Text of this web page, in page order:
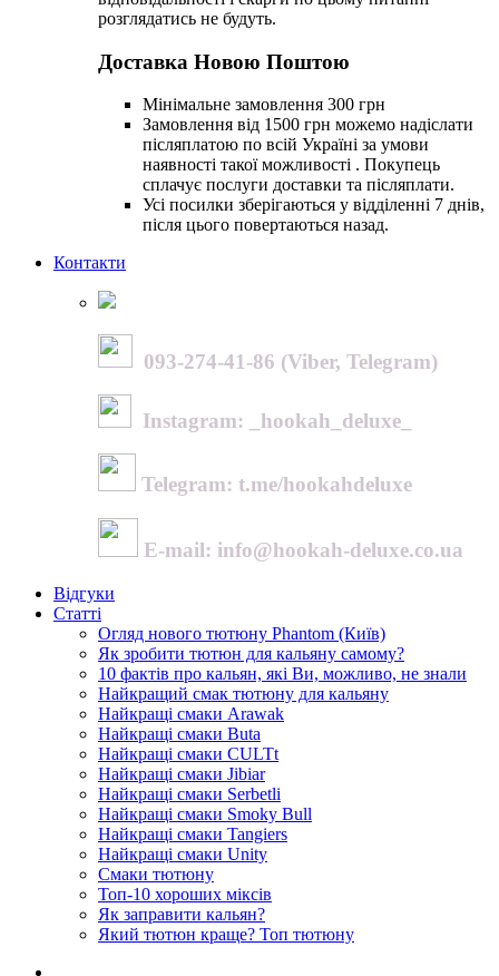
розглядатись не будуть.
Доставка Новою Поштою
Мінімальне замовлення 300 грн
Замовлення від 1500 грн можемо надіслати
післяплатою по всій Україні за умови
наявності такої можливості . Покупець
сплачує послуги доставки та післяплати.
Усі посилки зберігаються у відділенні 7 днів,
після цього повертаються назад.
Контакти
093-274-41-86 (Viber, Telegram)
Instagram: _hookah_deluxe_
Telegram: t.me/hookahdeluxe
E-mail: info@hookah-deluxe.co.ua
Відгуки
Статті
Огляд нового тютюну Phantom (Київ)
Як зробити тютюн для кальяну самому?
10 фактів про кальян, які Ви, можливо, не знали
Найкращий смак тютюну для кальяну
Найкращі смаки Arawak
Найкращі смаки Buta
Найкращі смаки CULTt
Найкращі смаки Jibiar
Найкращі смаки Serbetli
Найкращі смаки Smoky Bull
Найкращі смаки Tangiers
Найкращі смаки Unity
Смаки тютюну
Топ-10 хороших міксів
Як заправити кальян?
Який тютюн краще? Топ тютюну